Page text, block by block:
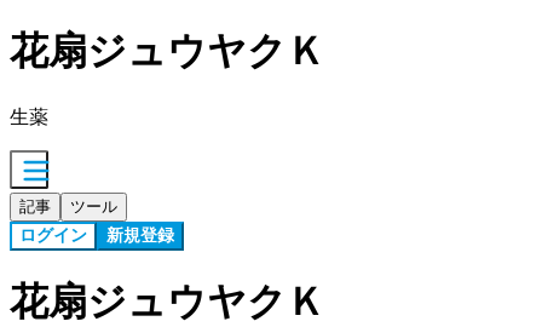
花扇ジュウヤクＫ
生薬
記事 ツール
ログイン 新規登録
花扇ジュウヤクＫ